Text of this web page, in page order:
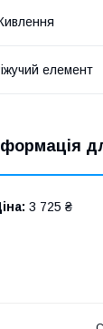
елемент
3 725 ₴